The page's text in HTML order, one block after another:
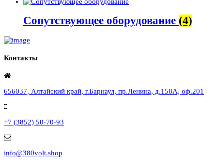
Сопутствующее оборудование (4)
Контакты
656037, Алтайский край, г.Барнаул, пр.Ленина, д.158А, оф.201
+7 (3852) 50-70-93
info@380volt.shop